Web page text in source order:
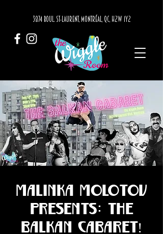
3874 BOUL. ST-LAURENT, MONTRÉAL, QC, H2W 1Y2
Malinka Molotov
Presents: The
Balkan Cabaret!